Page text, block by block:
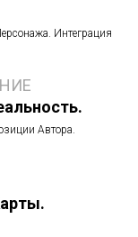
Интеграция
Автора.